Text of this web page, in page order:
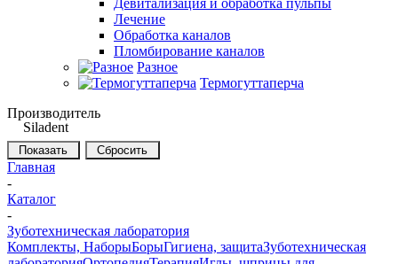
Девитализация и обработка пульпы
Лечение
Обработка каналов
Пломбирование каналов
Разное
Термогуттаперча
Производитель
Siladent
Сбросить
Главная
-
Каталог
-
Зуботехническая лаборатория
Комплекты, НаборыБорыГигиена, защитаЗуботехническая